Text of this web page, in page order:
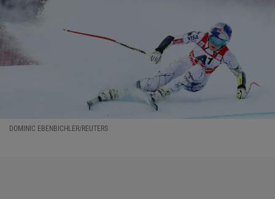
DOMINIC EBENBICHLER/REUTERS